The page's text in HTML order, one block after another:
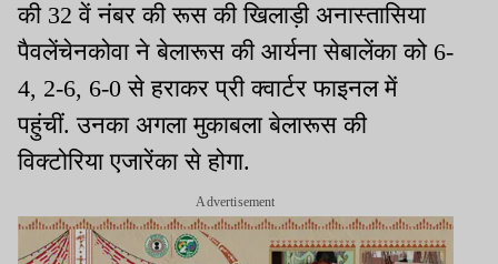
की 32 वें नंबर की रूस की खिलाड़ी अनास्तासिया
पैवलेंचेनकोवा ने बेलारूस की आर्यना सेबालेंका को 6-
4, 2-6, 6-0 से हराकर प्री क्वार्टर फाइनल में
पहुंचीं. उनका अगला मुकाबला बेलारूस की
विक्टोरिया एजारेंका से होगा.
Advertisement